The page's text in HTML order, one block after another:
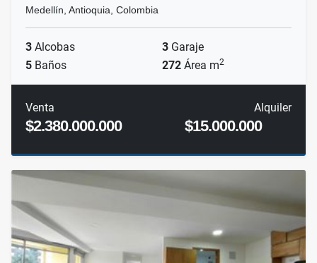
Medellín, Antioquia, Colombia
3 Alcobas 3 Garaje
5 Baños 272 Área m2
Venta
$2.380.000.000
Alquiler
$15.000.000